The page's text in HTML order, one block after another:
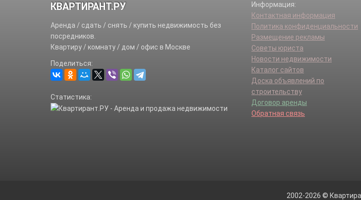
КВАРТИРАНТ.РУ
Аренда / сдать / снять / купить недвижимость без
посредников.
Квартиру / комнату / дом / офис в Москве
Поделиться:
Статистика:
Информация:
Контактная информация
Политика конфиденциальности
Размещение рекламы
Советы юриста
Новости недвижимости
Каталог сайтов
Доска объявлений по
строительству
Договор аренды
Обратная связь
2002-2026 ©